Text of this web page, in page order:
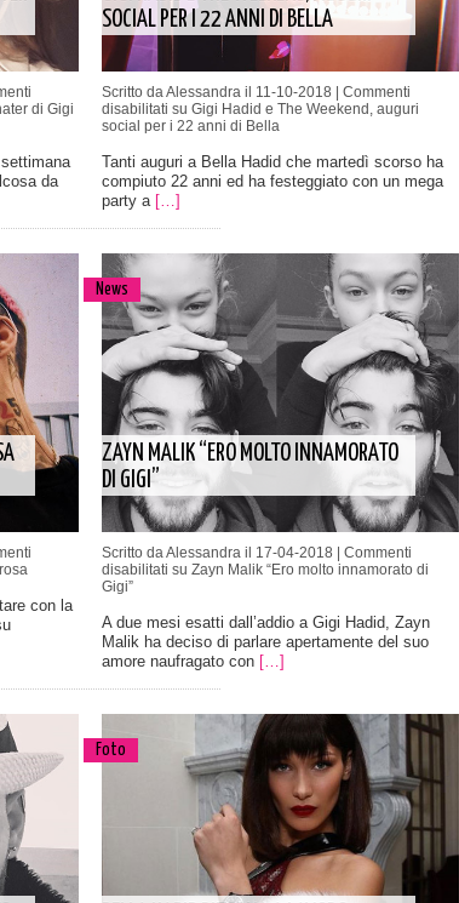
di Gigi
da
SOCIAL PER I 22 ANNI DI BELLA
Scritto da Alessandra il 11-10-2018 | Commenti
disabilitati su Gigi Hadid e The Weekend, auguri
social per i 22 anni di Bella
Tanti auguri a Bella Hadid che martedì scorso ha
compiuto 22 anni ed ha festeggiato con un mega
party a […]
con la
News
ZAYN MALIK “ERO MOLTO INNAMORATO
DI GIGI”
Scritto da Alessandra il 17-04-2018 | Commenti
disabilitati su Zayn Malik “Ero molto innamorato di
Gigi”
A due mesi esatti dall’addio a Gigi Hadid, Zayn
Malik ha deciso di parlare apertamente del suo
amore naufragato con […]
Foto